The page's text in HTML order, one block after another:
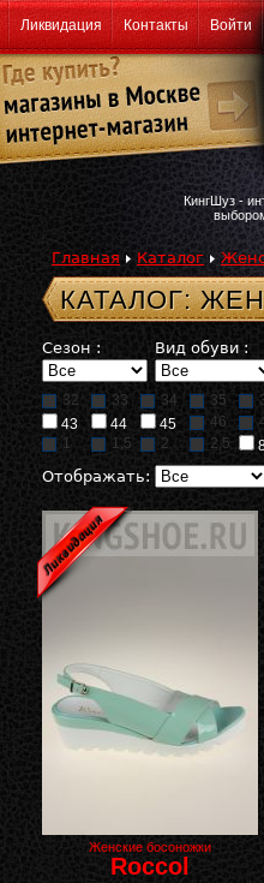
Ликвидация Контакты Войти
КингШуз -
Главная Каталог
КАТАЛОГ:
Сезон : Вид обуви :
32 33 34 35
43
44 45 46
1
1,5 2 2,5
Отображать:
Женские босоножки
Roccol